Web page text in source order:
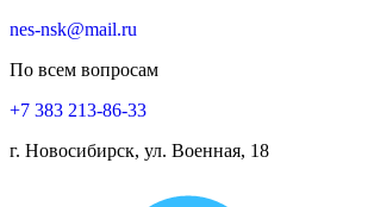
nes-nsk@mail.ru
По всем вопросам
+7 383 213-86-33
г. Новосибирск, ул. Военная, 18